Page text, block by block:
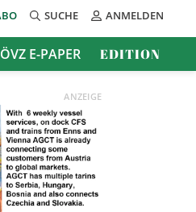
SUCHE ANMELDEN
ÖVZ E-PAPER EDITION
ANZEIGE